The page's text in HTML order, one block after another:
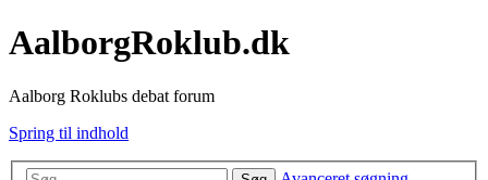
AalborgRoklub.dk
Aalborg Roklubs debat forum
Spring til indhold